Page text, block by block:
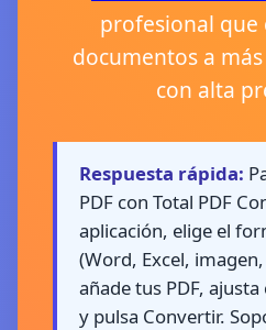
profesional que
documentos a
con alta
Respuesta rápida:
PDF con Total PDF
aplicación, elige el
(Word, Excel,
añade tus PDF,
y pulsa Convertir.